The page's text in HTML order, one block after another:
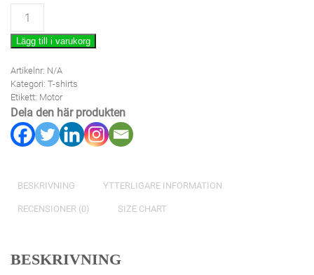
American
hotrods
mängd
Lägg till i varukorg
Artikelnr: N/A
Kategori: T-shirts
Etikett: Motor
Dela den här produkten
BESKRIVNING YTTERLIGARE INFORMATION
RECENSIONER (0) SIZE CHART
BESKRIVNING